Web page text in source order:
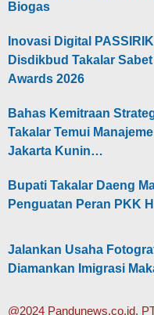
Biogas
Inovasi Digital
Disdikbud Takalar
Awards 2026
Bahas Kemitraan
Takalar Temui
Jakarta Kunin…
Bupati Takalar Daeng
Penguatan Peran PKK
Jalankan Usaha
Diamankan Imigrasi
@2024 Pandunews.co.id,